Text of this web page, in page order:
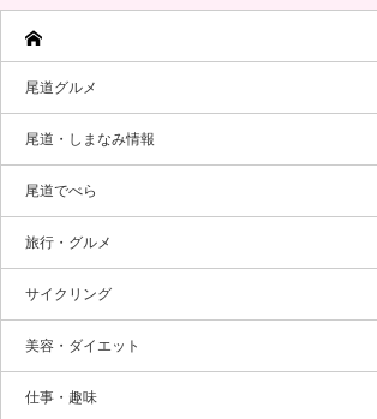
尾道グルメ
尾道・しまなみ情報
尾道でべら
旅行・グルメ
サイクリング
美容・ダイエット
仕事・趣味